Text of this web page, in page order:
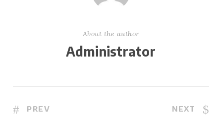
About the author
Administrator
PREV NEXT